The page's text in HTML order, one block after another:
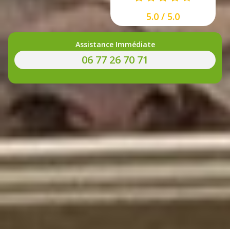
5.0 / 5.0
Assistance Immédiate
06 77 26 70 71